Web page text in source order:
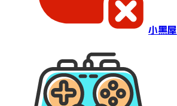
小黑屋